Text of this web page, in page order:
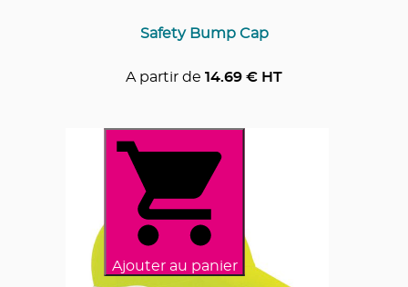
Safety Bump Cap
A partir de 14.69 € HT
Ajouter au panier